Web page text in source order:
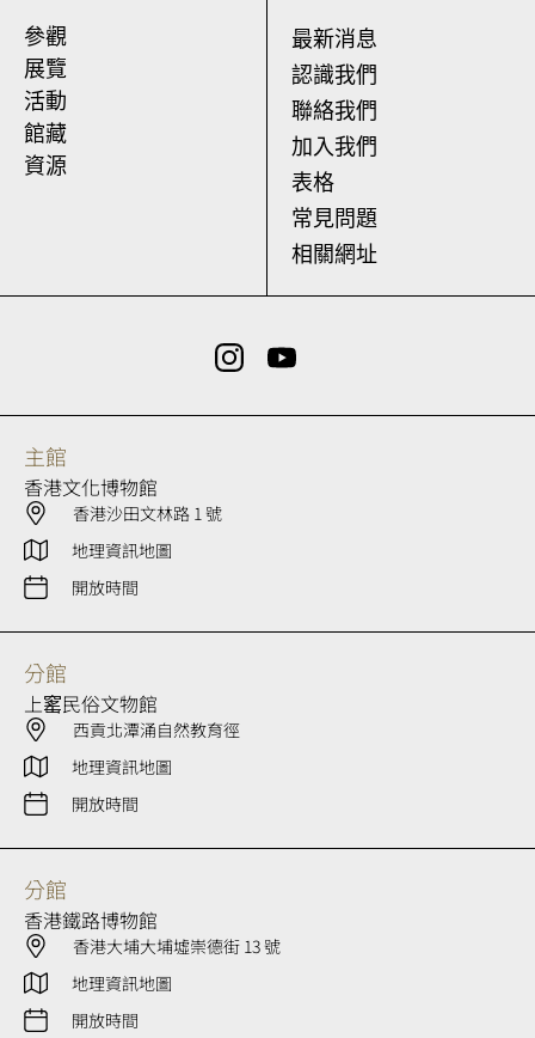
參觀
展覽
活動
館藏
資源
最新消息
認識我們
聯絡我們
加入我們
表格
常見問題
相關網址
主館
香港文化博物館
香港沙田文林路 1 號
地理資訊地圖
開放時間
分館
上窰民俗文物館
西貢北潭涌自然教育徑
地理資訊地圖
開放時間
分館
香港鐵路博物館
香港大埔大埔墟崇德街 13 號
地理資訊地圖
開放時間